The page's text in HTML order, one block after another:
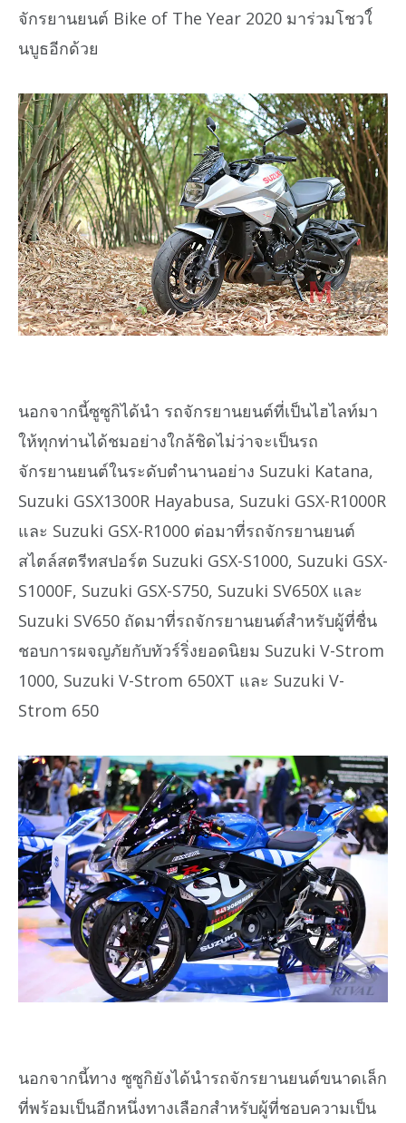
จักรยานยนต์ Bike of The Year 2020 มาร่วมโชวใ์
นบูธอีกด้วย
นอกจากนี้ซูซูกิได้นำ รถจักรยานยนต์ที่เป็นไฮไลท์มา
ให้ทุกท่านได้ชมอย่างใกล้ชิดไม่ว่าจะเป็นรถ
จักรยานยนต์ในระดับตำนานอย่าง Suzuki Katana,
Suzuki GSX1300R Hayabusa, Suzuki GSX-R1000R
และ Suzuki GSX-R1000 ต่อมาที่รถจักรยานยนต์
สไตล์สตรีทสปอร์ต Suzuki GSX-S1000, Suzuki GSX-
S1000F, Suzuki GSX-S750, Suzuki SV650X และ
Suzuki SV650 ถัดมาที่รถจักรยานยนต์สำหรับผู้ที่ชื่น
ชอบการผจญภัยกับทัวร์ริ่งยอดนิยม Suzuki V-Strom
1000, Suzuki V-Strom 650XT และ Suzuki V-
Strom 650
นอกจากนี้ทาง ซูซูกิยังได้นำรถจักรยานยนต์ขนาดเล็ก
ที่พร้อมเป็นอีกหนึ่งทางเลือกสำหรับผู้ที่ชอบความเป็น